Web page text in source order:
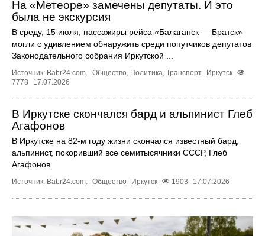
На «Метеоре» замечены депутаты. И это
была не экскурсия
В среду, 15 июля, пассажиры рейса «Балаганск — Братск»
могли с удивлением обнаружить среди попутчиков депутатов
Законодательного собрания Иркутской ...
Источник: Babr24.com. Общество, Политика, Транспорт
Иркутск
7778
17.07.2026
В Иркутске скончался бард и альпинист Глеб
Агафонов
В Иркутске на 82‑м году жизни скончался известный бард,
альпинист, покоривший все семитысячники СССР, Глеб
Агафонов.
Источник: Babr24.com. Общество Иркутск 1903 17.07.2026